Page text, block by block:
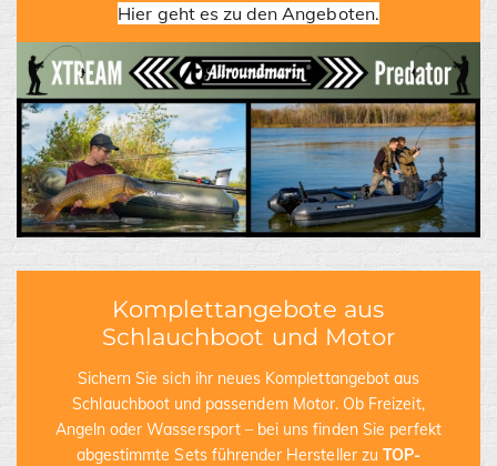
Hier geht es zu den Angeboten.
Komplettangebote aus
Schlauchboot und Motor
Sichern Sie sich ihr neues Komplettangebot aus
Schlauchboot und passendem Motor. Ob Freizeit,
Angeln oder Wassersport – bei uns finden Sie perfekt
abgestimmte Sets führender Hersteller zu TOP-